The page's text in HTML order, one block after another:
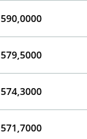
590,0000
579,5000
574,3000
571,7000